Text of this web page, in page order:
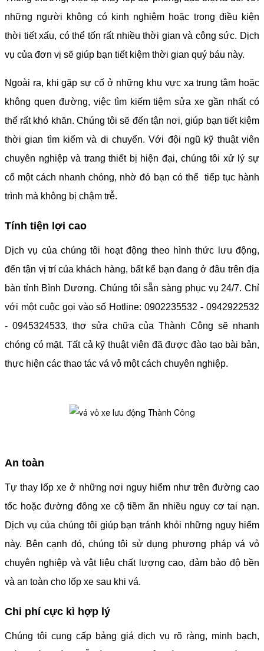
những người không có kinh nghiệm hoặc trong điều kiện
thời tiết xấu, có thể tốn rất nhiều thời gian và công sức. Dịch
vụ của đơn vị sẽ giúp bạn tiết kiệm thời gian quý báu này.
Ngoài ra, khi gặp sự cố ở những khu vực xa trung tâm hoặc
không quen đường, việc tìm kiếm tiệm sửa xe gần nhất có
thể rất khó khăn. Chúng tôi sẽ đến tận nơi, giúp bạn tiết kiệm
thời gian tìm kiếm và di chuyển. Với đội ngũ kỹ thuật viên
chuyên nghiệp và trang thiết bị hiện đại, chúng tôi xử lý sự
cố một cách nhanh chóng, nhờ đó bạn có thể tiếp tục hành
trình mà không bị chậm trễ.
Tính tiện lợi cao
Dịch vụ của chúng tôi hoạt động theo hình thức lưu động,
đến tận vị trí của khách hàng, bất kể bạn đang ở đâu trên địa
bàn tỉnh Bình Dương. Chúng tôi sẵn sàng phục vụ 24/7. Chỉ
với một cuộc gọi vào số Hotline: 0902235532 - 0942922532
- 0945324533, thợ sửa chữa của Thành Công sẽ nhanh
chóng có mặt. Tất cả kỹ thuật viên đã được đào tạo bài bản,
thực hiện các thao tác vá vỏ một cách chuyên nghiệp.
An toàn
Tự thay lốp xe ở những nơi nguy hiểm như trên đường cao
tốc hoặc đường đông xe cộ tiềm ẩn nhiều nguy cơ tai nạn.
Dịch vụ của chúng tôi giúp bạn tránh khỏi những nguy hiểm
này. Bên cạnh đó, chúng tôi sử dụng phương pháp vá vỏ
chuyên nghiệp và vật liệu chất lượng cao, đảm bảo độ bền
và an toàn cho lốp xe sau khi vá.
Chi phí cực kì hợp lý
Chúng tôi cung cấp bảng giá dịch vụ rõ ràng, minh bạch,